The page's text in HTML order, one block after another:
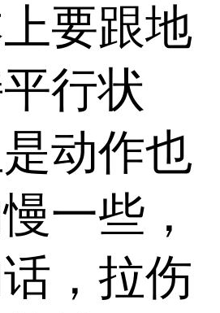
要跟地
行状
动作也
一些，
，拉伤